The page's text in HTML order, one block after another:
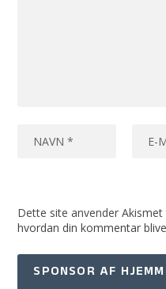
Dette site anvender
hvordan din kommentar
SPONSOR AF